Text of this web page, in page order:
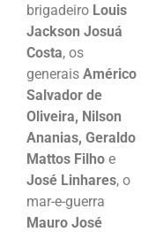
brigadeiro Louis
Jackson Josuá
Costa, os
generais Américo
Salvador de
Oliveira, Nilson
Ananias, Geraldo
Mattos Filho e
José Linhares, o
mar-e-guerra
Mauro José